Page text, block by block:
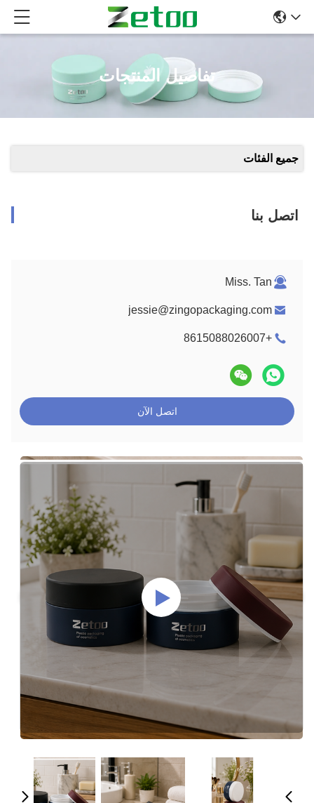
تفاصيل المنتجات
جميع الفئات
اتصل بنا
Miss. Tan
jessie@zingopackaging.com
+8615088026007
اتصل الآن